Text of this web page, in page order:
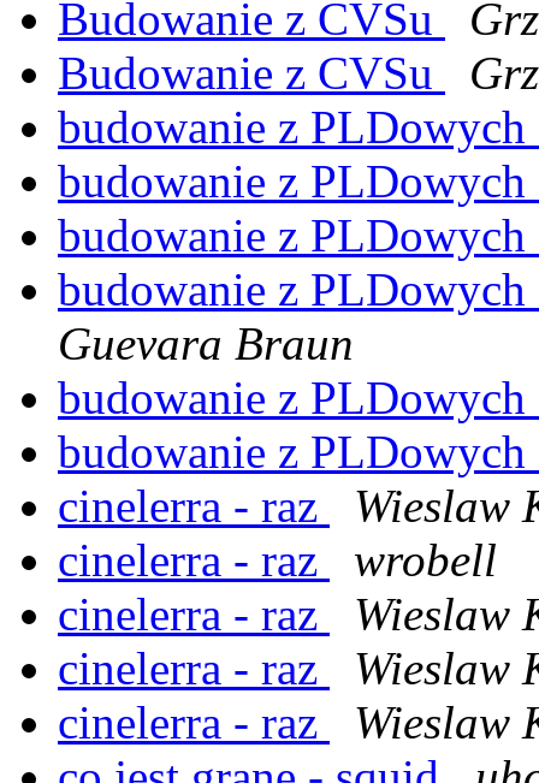
Budowanie z CVSu
Budowanie z CVSu
budowanie z
budowanie z
budowanie z
budowanie z
Guevara Braun
budowanie z
budowanie z
cinelerra - raz
Wieslaw
cinelerra - raz
wrobell
cinelerra - raz
Wieslaw
cinelerra - raz
Wieslaw
cinelerra - raz
Wieslaw